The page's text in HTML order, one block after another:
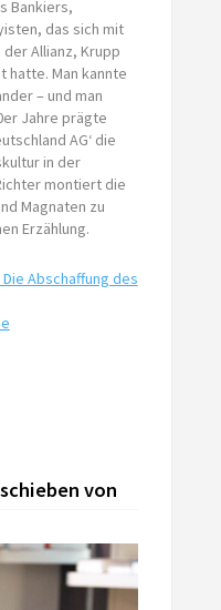
Bankiers,
das sich mit
Allianz, Krupp
hatte. Man kannte
– und man
Jahre prägte
AG‘ die
in der
montiert die
Magnaten zu
Erzählung.
Die Abschaffung des
von